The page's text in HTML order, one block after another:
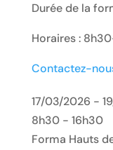
Durée de la
Horaires :
Contactez-
17/03/2026 -
8h30 - 16h30
Forma Hauts